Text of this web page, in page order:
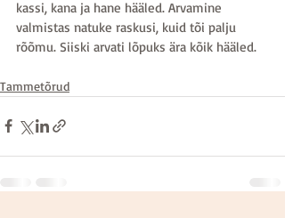
kassi, kana ja hane hääled. Arvamine
valmistas natuke raskusi, kuid tõi palju
rõõmu. Siiski arvati lõpuks ära kõik hääled.
Tammetõrud